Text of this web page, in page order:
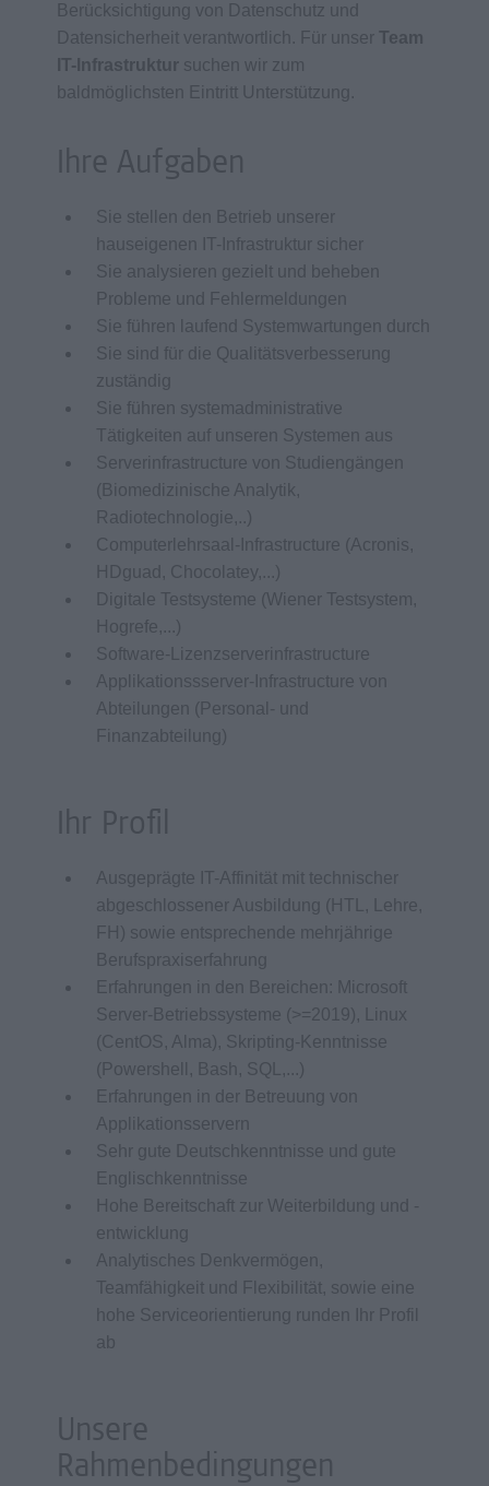
Berücksichtigung von Datenschutz und
Datensicherheit verantwortlich. Für unser Team
IT-Infrastruktur suchen wir zum
baldmöglichsten Eintritt Unterstützung.
Ihre Aufgaben
Sie stellen den Betrieb unserer
hauseigenen IT-Infrastruktur sicher
Sie analysieren gezielt und beheben
Probleme und Fehlermeldungen
Sie führen laufend Systemwartungen durch
Sie sind für die Qualitätsverbesserung
zuständig
Sie führen systemadministrative
Tätigkeiten auf unseren Systemen aus
Serverinfrastructure von Studiengängen
(Biomedizinische Analytik,
Radiotechnologie,..)
Computerlehrsaal-Infrastructure (Acronis,
HDguad, Chocolatey,...)
Digitale Testsysteme (Wiener Testsystem,
Hogrefe,...)
Software-Lizenzserverinfrastructure
Applikationssserver-Infrastructure von
Abteilungen (Personal- und
Finanzabteilung)
Ihr Profil
Ausgeprägte IT-Affinität mit technischer
abgeschlossener Ausbildung (HTL, Lehre,
FH) sowie entsprechende mehrjährige
Berufspraxiserfahrung
Erfahrungen in den Bereichen: Microsoft
Server-Betriebssysteme (>=2019), Linux
(CentOS, Alma), Skripting-Kenntnisse
(Powershell, Bash, SQL,...)
Erfahrungen in der Betreuung von
Applikationsservern
Sehr gute Deutschkenntnisse und gute
Englischkenntnisse
Hohe Bereitschaft zur Weiterbildung und -
entwicklung
Analytisches Denkvermögen,
Teamfähigkeit und Flexibilität, sowie eine
hohe Serviceorientierung runden Ihr Profil
ab
Unsere
Rahmenbedingungen